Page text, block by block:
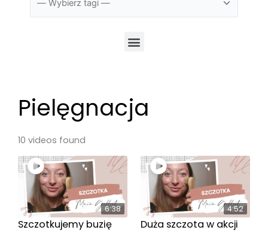
Menu
Pielęgnacja
10 videos found
6:38
Szczotkujemy buzię
4:52
Duża szczota w akcji